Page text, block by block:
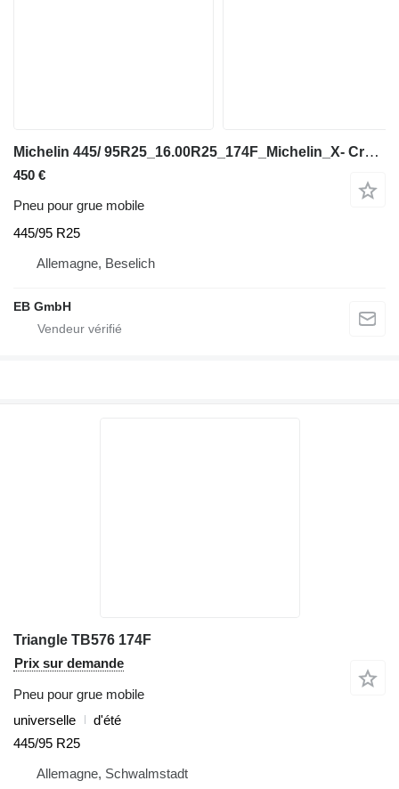
Michelin 445/ 95R25_16.00R25_174F_Michelin_X- Crane AT_TL_MPT_Kranreife
450 €
Pneu pour grue mobile
445/95 R25
Allemagne, Beselich
EB GmbH
Triangle TB576 174F
Prix sur demande
Pneu pour grue mobile
universelle
d'été
445/95 R25
Allemagne, Schwalmstadt